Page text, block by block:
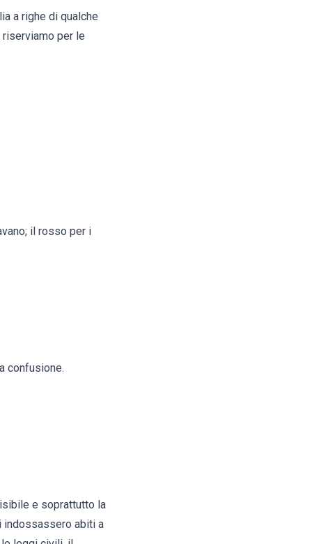
a righe di qualche
riserviamo per le
il rosso per i
confusione.
e soprattutto la
indossassero abiti a